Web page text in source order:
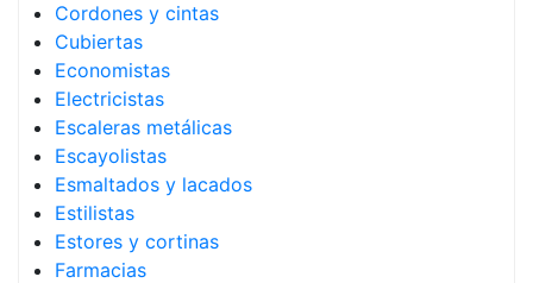
Cordones y cintas
Cubiertas
Economistas
Electricistas
Escaleras metálicas
Escayolistas
Esmaltados y lacados
Estilistas
Estores y cortinas
Farmacias